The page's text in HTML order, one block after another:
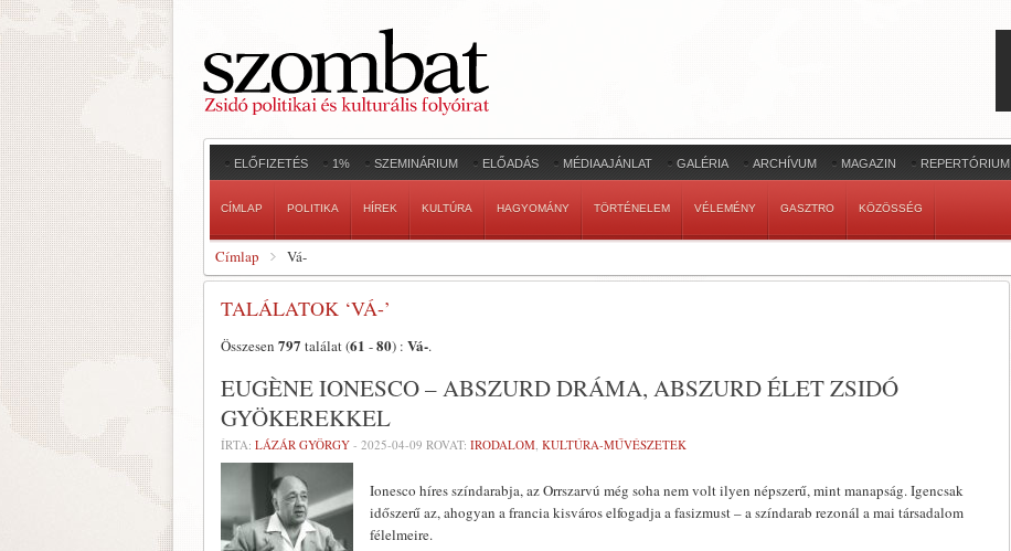
ELŐFIZETÉS 1% SZEMINÁRIUM ELŐADÁS MÉDIAAJÁNLAT GALÉRIA ARCHÍVUM MAGAZIN REPERTÓRIUM
CÍMLAP POLITIKA HÍREK KULTÚRA HAGYOMÁNY TÖRTÉNELEM VÉLEMÉNY GASZTRO KÖZÖSSÉG
Címlap Vá-
TALÁLATOK ‘VÁ-’
Összesen 797 találat (61 -80) : Vá-.
EUGÈNE IONESCO – ABSZURD DRÁMA, ABSZURD ÉLET ZSIDÓ
GYÖKEREKKEL
ÍRTA: LÁZÁR GYÖRGY - 2025-04-09 ROVAT: IRODALOM, KULTÚRA-MŰVÉSZETEK
Ionesco híres színdarabja, az Orrszarvú még soha nem volt ilyen népszerű, mint manapság. Igencsak
időszerű az, ahogyan a francia kisváros elfogadja a fasizmust – a színdarab rezonál a mai társadalom
félelmeire.